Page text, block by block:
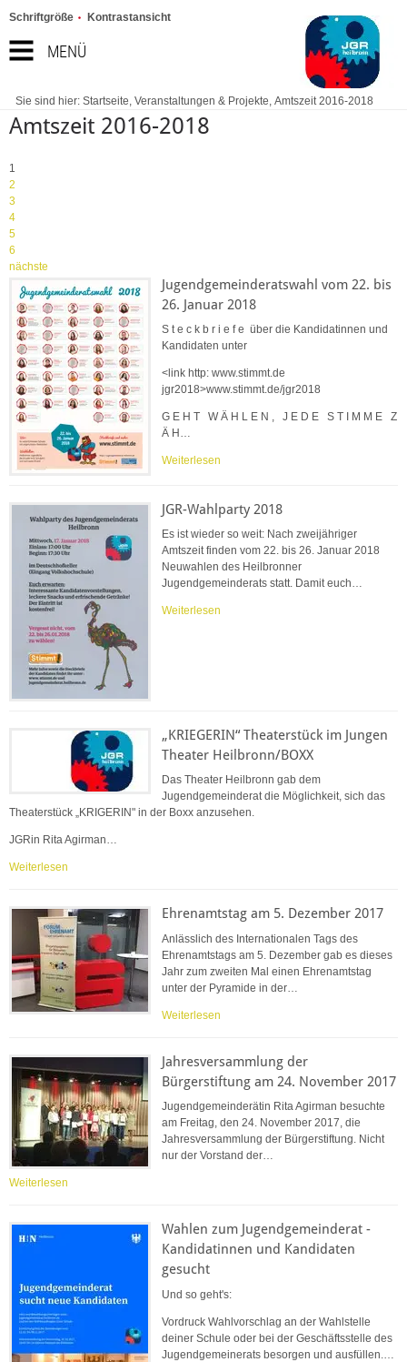
MENÜ
Schriftgröße Kontrastansicht
Sie sind hier: Startseite, Veranstaltungen & Projekte, Amtszeit 2016-2018
Amtszeit 2016-2018
1
2
3
4
5
6
nächste
Jugendgemeinderatswahl vom 22. bis
26. Januar 2018
S t e c k b r i e f e über die Kandidatinnen und
Kandidaten unter
<link http: www.stimmt.de
jgr2018>www.stimmt.de/jgr2018
G E H T W Ä H L E N , J E D E S T I M M E Z
Ä H…
Weiterlesen
JGR-Wahlparty 2018
Es ist wieder so weit: Nach zweijähriger
Amtszeit finden vom 22. bis 26. Januar 2018
Neuwahlen des Heilbronner
Jugendgemeinderats statt. Damit euch…
Weiterlesen
„KRIEGERIN“ Theaterstück im Jungen
Theater Heilbronn/BOXX
Das Theater Heilbronn gab dem
Jugendgemeinderat die Möglichkeit, sich das
Theaterstück „KRIGERIN" in der Boxx anzusehen.
JGRin Rita Agirman…
Weiterlesen
Ehrenamtstag am 5. Dezember 2017
Anlässlich des Internationalen Tags des
Ehrenamtstags am 5. Dezember gab es dieses
Jahr zum zweiten Mal einen Ehrenamtstag
unter der Pyramide in der…
Weiterlesen
Jahresversammlung der
Bürgerstiftung am 24. November 2017
Jugendgemeinderätin Rita Agirman besuchte
am Freitag, den 24. November 2017, die
Jahresversammlung der Bürgerstiftung. Nicht
nur der Vorstand der…
Weiterlesen
Wahlen zum Jugendgemeinderat -
Kandidatinnen und Kandidaten
gesucht
Und so geht's:
Vordruck Wahlvorschlag an der Wahlstelle
deiner Schule oder bei der Geschäftsstelle des
Jugendgemeinerats besorgen und ausfüllen.…